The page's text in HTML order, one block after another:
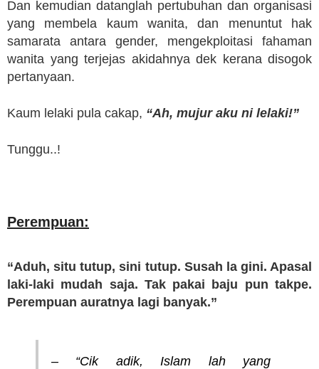
Dan kemudian datanglah pertubuhan dan organisasi
yang membela kaum wanita, dan menuntut hak
samarata antara gender, mengekploitasi fahaman
wanita yang terjejas akidahnya dek kerana disogok
pertanyaan.
Kaum lelaki pula cakap, “Ah, mujur aku ni lelaki!”
Tunggu..!
Perempuan:
“Aduh, situ tutup, sini tutup. Susah la gini. Apasal
laki-laki mudah saja. Tak pakai baju pun takpe.
Perempuan auratnya lagi banyak.”
– “Cik adik, Islam lah yang